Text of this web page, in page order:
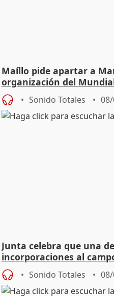
Maíllo pide apartar a
organización del
Sonido Totales
Junta celebra que una
incorporaciones al
jóvenes
Sonido Totales